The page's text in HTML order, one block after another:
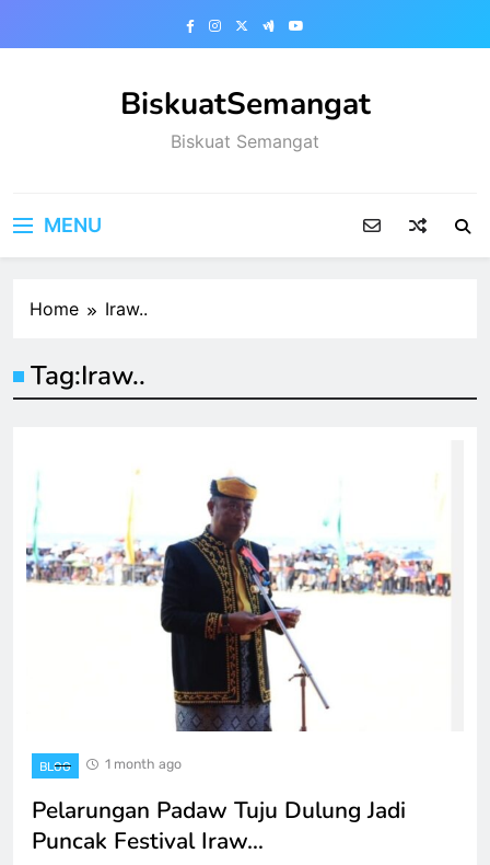
BiskuatSemangat
Biskuat Semangat
MENU
Home Iraw..
Tag:Iraw..
BLOG 1 month ago
Pelarungan Padaw Tuju Dulung Jadi
Puncak Festival Iraw…